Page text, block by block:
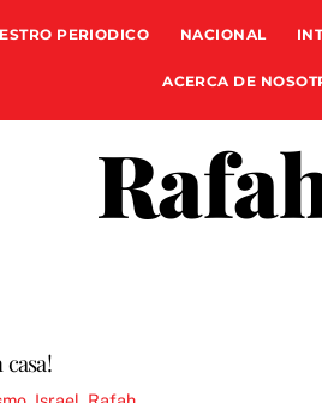
PERIODICO NACIONAL
ACERCA DE